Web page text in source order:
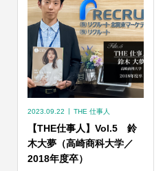
2023.09.22 THE 仕事人
【THE仕事人】Vol.5 鈴
木大夢（高崎商科大学／
2018年度卒）